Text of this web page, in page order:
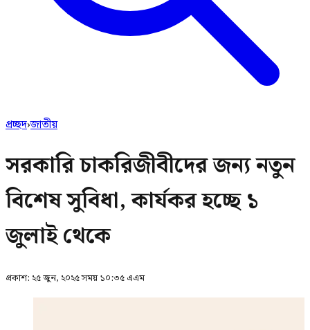
প্রচ্ছদ›জাতীয়
সরকারি চাকরিজীবীদের জন্য নতুন
বিশেষ সুবিধা, কার্যকর হচ্ছে ১
জুলাই থেকে
প্রকাশ: ২৫ জুন, ২০২৫ সময় ১০:৩৫ এএম